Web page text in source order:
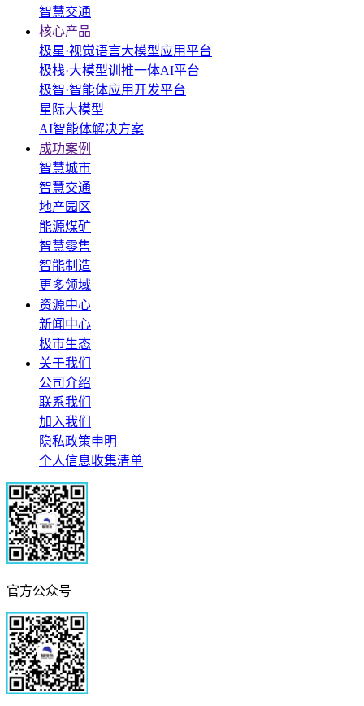
智慧交通
核心产品
极星·视觉语言大模型应用平台
极栈·大模型训推一体AI平台
极智·智能体应用开发平台
星际大模型
AI智能体解决方案
成功案例
智慧城市
智慧交通
地产园区
能源煤矿
智慧零售
智能制造
更多领域
资源中心
新闻中心
极市生态
关于我们
公司介绍
联系我们
加入我们
隐私政策申明
个人信息收集清单
官方公众号